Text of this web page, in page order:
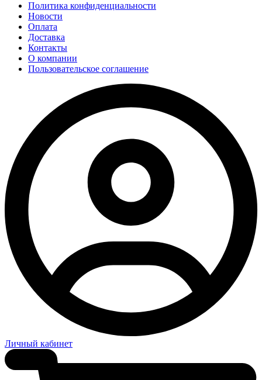
Политика конфиденциальности
Новости
Оплата
Доставка
Контакты
О компании
Пользовательское соглашение
Личный кабинет